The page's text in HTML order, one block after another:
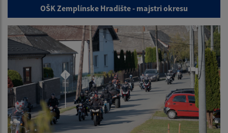
OŠK Zemplínske Hradište - majstri okresu